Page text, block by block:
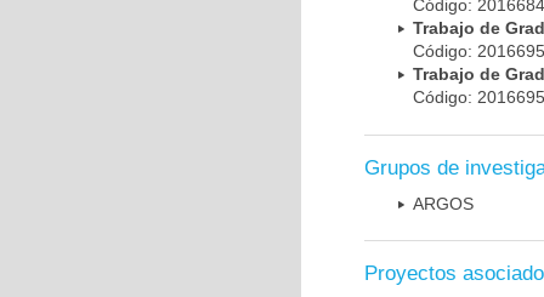
Código:
Trabajo de
Código:
Trabajo de
Código:
Grupos de
ARGOS
Proyectos